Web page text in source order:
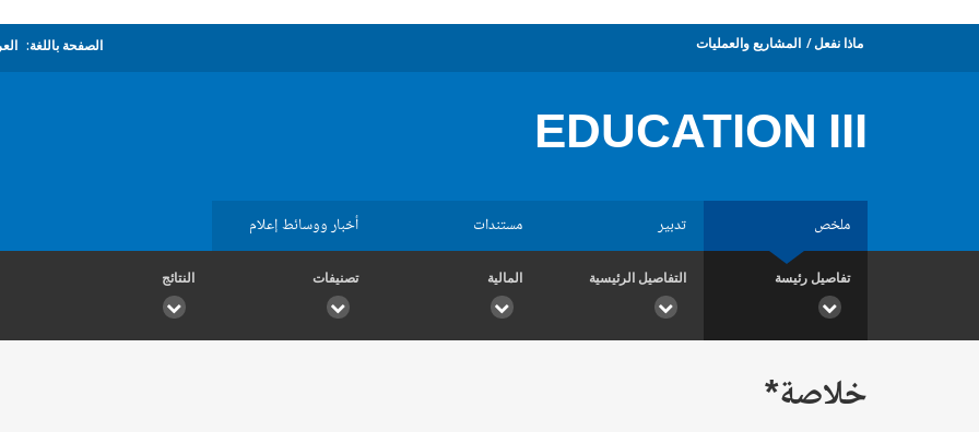
ماذا نفعل المشاريع والعمليات الصفحة باللغة:
EDUCATION III
ملخص تدبير مستندات أخبار ووسائط إعلام
تفاصيل رئيسة التفاصيل الرئيسية المالية تصنيفات النتائج
خلاصة*